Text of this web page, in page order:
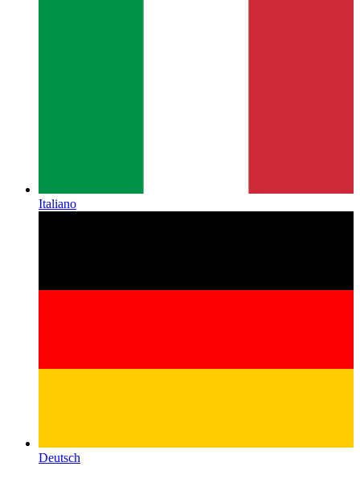
Italiano
Deutsch